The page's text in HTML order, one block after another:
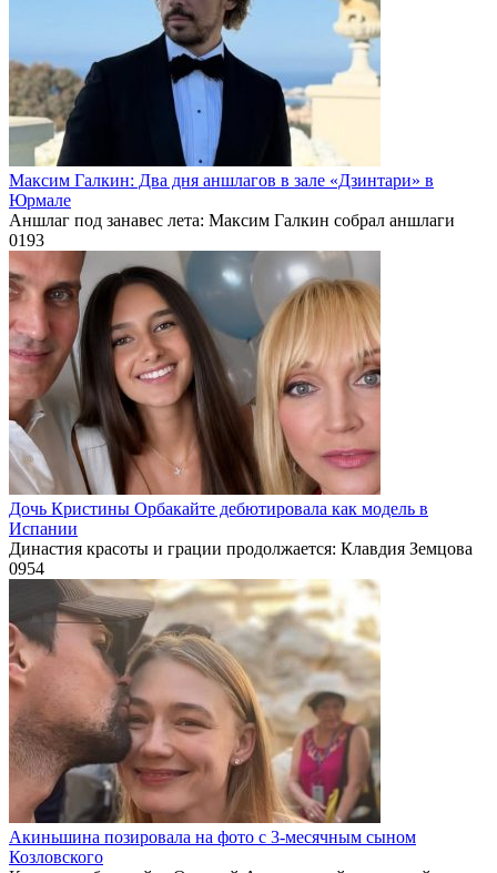
Максим Галкин: Два дня аншлагов в зале «Дзинтари» в
Юрмале
Аншлаг под занавес лета: Максим Галкин собрал аншлаги
0193
Дочь Кристины Орбакайте дебютировала как модель в
Испании
Династия красоты и грации продолжается: Клавдия Земцова
0954
Акиньшина позировала на фото с 3-месячным сыном
Козловского